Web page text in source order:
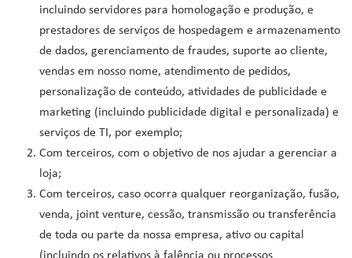
incluindo servidores para homologação e produção, e
prestadores de serviços de hospedagem e armazenamento
de dados, gerenciamento de fraudes, suporte ao cliente,
vendas em nosso nome, atendimento de pedidos,
personalização de conteúdo, atividades de publicidade e
marketing (incluindo publicidade digital e personalizada) e
serviços de TI, por exemplo;
Com terceiros, com o objetivo de nos ajudar a gerenciar a
loja;
Com terceiros, caso ocorra qualquer reorganização, fusão,
venda, joint venture, cessão, transmissão ou transferência
de toda ou parte da nossa empresa, ativo ou capital
(incluindo os relativos à falência ou processos